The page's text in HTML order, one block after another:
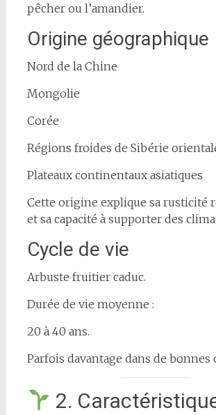
pêcher ou l’amandier.
Origine géographique
Nord de la Chine
Mongolie
Corée
Régions froides de Sibérie
Plateaux continentaux asiatiques
Cette origine explique sa rusticité
et sa capacité à supporter des
Cycle de vie
Arbuste fruitier caduc.
Durée de vie moyenne :
20 à 40 ans.
Parfois davantage dans de bonnes
2.